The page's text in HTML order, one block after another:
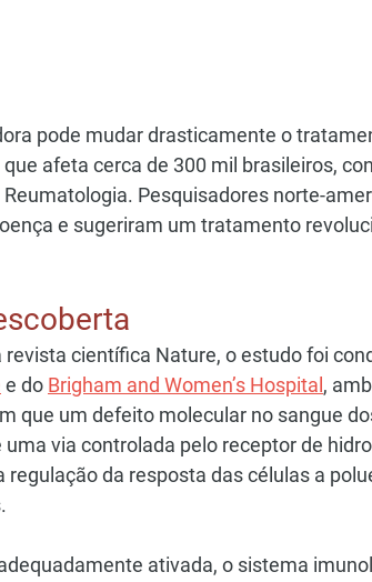
pode mudar drasticamente o
afeta cerca de 300 mil brasileiros,
Pesquisadores norte-
e sugeriram um tratamento
revista científica Nature, o estudo foi
e do Brigham and Women’s Hospital ,
que um defeito molecular no sangue
via controlada pelo receptor de
regulação da resposta das células a
ativada, o sistema